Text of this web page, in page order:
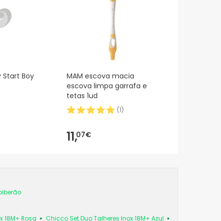
Start Boy
MAM escova macia
escova limpa garrafa e
tetas 1ud
(1)
11,07€
18M+ Rosa Chicco Set Duo Talheres Inox 18M+ Azul